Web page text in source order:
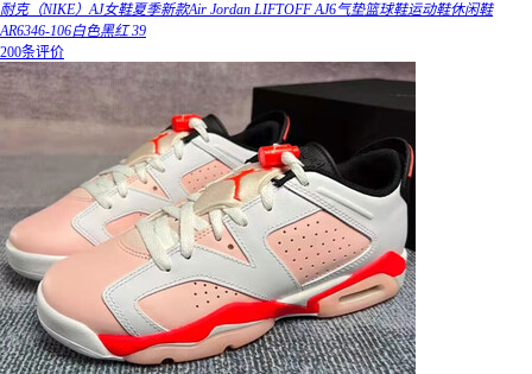
耐克（NIKE）AJ女鞋夏季新款Air Jordan LIFTOFF AJ6气垫篮球鞋运动鞋休闲鞋
AR6346-106白色黑红 39
200条评价